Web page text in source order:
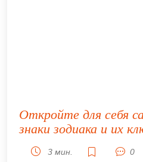
Откройте для себя
знаки зодиака и их
3 мин. 0